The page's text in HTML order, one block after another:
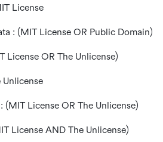
License
: (MIT License OR Public Domain)
License OR The Unlicense)
License OR The Unlicense)
License AND The Unlicense)